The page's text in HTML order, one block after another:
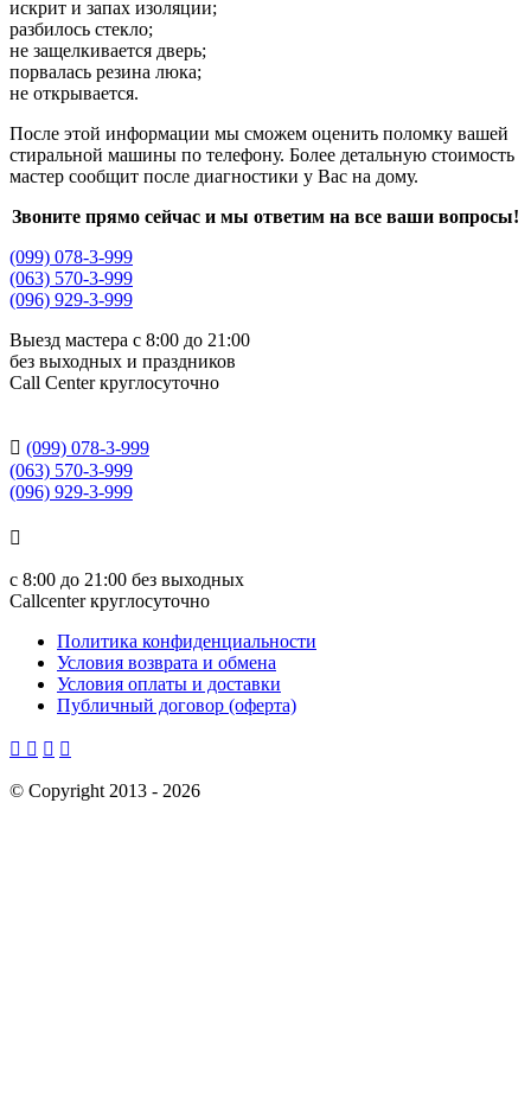
искрит и запах изоляции;
разбилось стекло;
не защелкивается дверь;
порвалась резина люка;
не открывается.
После этой информации мы сможем оценить поломку вашей
стиральной машины по телефону. Более детальную стоимость
мастер сообщит после диагностики у Вас на дому.
Звоните прямо сейчас и мы ответим на все ваши вопросы!
(099) 078-3-999
(063) 570-3-999
(096) 929-3-999
Выезд мастера с 8:00 до 21:00
без выходных и праздников
Сall Сenter круглосуточно
 (099) 078-3-999
(063) 570-3-999
(096) 929-3-999

с 8:00 до 21:00 без выходных
Callcenter круглосуточно
Политика конфиденциальности
Условия возврата и обмена
Условия оплаты и доставки
Публичный договор (оферта)
   
© Copyright 2013 - 2026